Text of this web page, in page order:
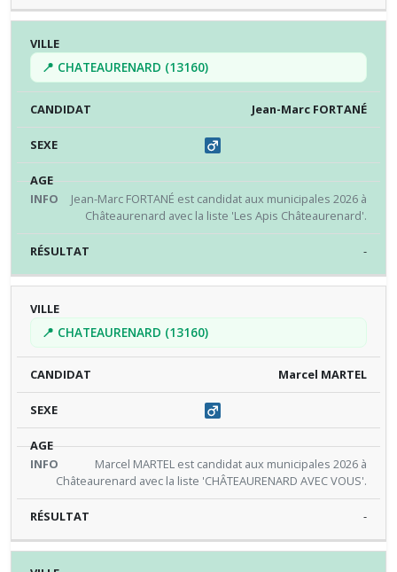
📍 CHATEAURENARD (13160)
Jean-Marc FORTANÉ
Jean-Marc FORTANÉ est candidat aux municipales 2026 à
Châteaurenard avec la liste 'Les Apis Châteaurenard'.
-
📍 CHATEAURENARD (13160)
Marcel MARTEL
Marcel MARTEL est candidat aux municipales 2026 à
Châteaurenard avec la liste 'CHÂTEAURENARD AVEC VOUS'.
-